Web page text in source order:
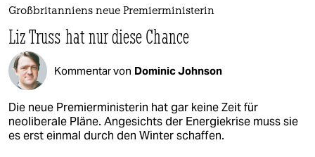
Großbritanniens neue Premierministerin
Liz Truss hat nur diese Chance
Kommentar von Dominic Johnson
Die neue Premierministerin hat gar keine Zeit für
neoliberale Pläne. Angesichts der Energiekrise muss sie
es erst einmal durch den Winter schaffen.